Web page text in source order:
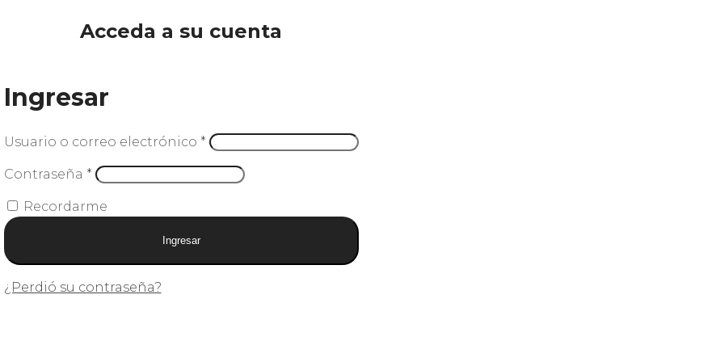
Acceda a su cuenta
Ingresar
Usuario o correo electrónico *
Contraseña *
Recordarme
Ingresar
¿Perdió su contraseña?